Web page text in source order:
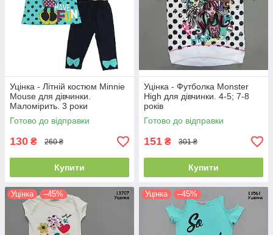
Уцінка - Літній костюм Minnie
Mouse для дівчинки.
Маломірить. 3 роки
Готово до відправки
130 ₴ 260 ₴
Купити
Уцінка - Футболка Monster
High для дівчинки. 4-5; 7-8
років
Готово до відправки
151 ₴ 301 ₴
Купити
Уцінка –45% Уцінка –45%